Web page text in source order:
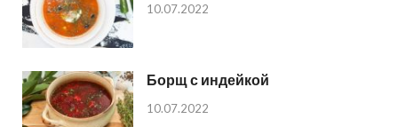
10.07.2022
Борщ с индейкой
10.07.2022